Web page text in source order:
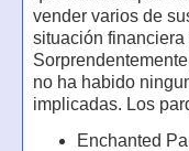
vender varios de
situación
no ha habido
implicadas. Los
Enchanted